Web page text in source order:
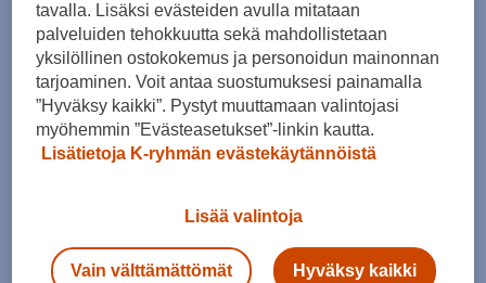
Lisää ostoskoriin
Ilmainen palautus
tavalla. Lisäksi evästeiden avulla mitataan
palveluiden tehokkuutta sekä mahdollistetaan
yksilöllinen ostokokemus ja personoidun mainonnan
tarjoaminen. Voit antaa suostumuksesi painamalla
”Hyväksy kaikki”. Pystyt muuttamaan valintojasi
myöhemmin ”Evästeasetukset”-linkin kautta.
Lisätietoja K-ryhmän evästekäytännöistä
Lisää valintoja
Vain välttämättömät Hyväksy kaikki